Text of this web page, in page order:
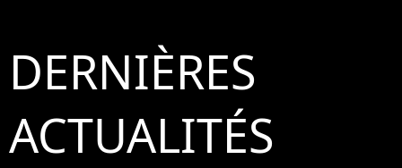
DERNIÈRES
ACTUALITÉS